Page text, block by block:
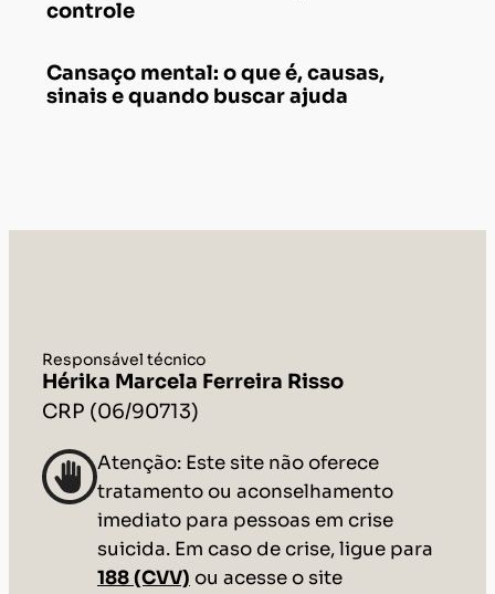
controle
Cansaço mental: o que é, causas,
sinais e quando buscar ajuda
Responsável técnico
Hérika Marcela Ferreira Risso
CRP (06/90713)
Atenção: Este site não oferece
tratamento ou aconselhamento
imediato para pessoas em crise
suicida. Em caso de crise, ligue para
188 (CVV) ou acesse o site